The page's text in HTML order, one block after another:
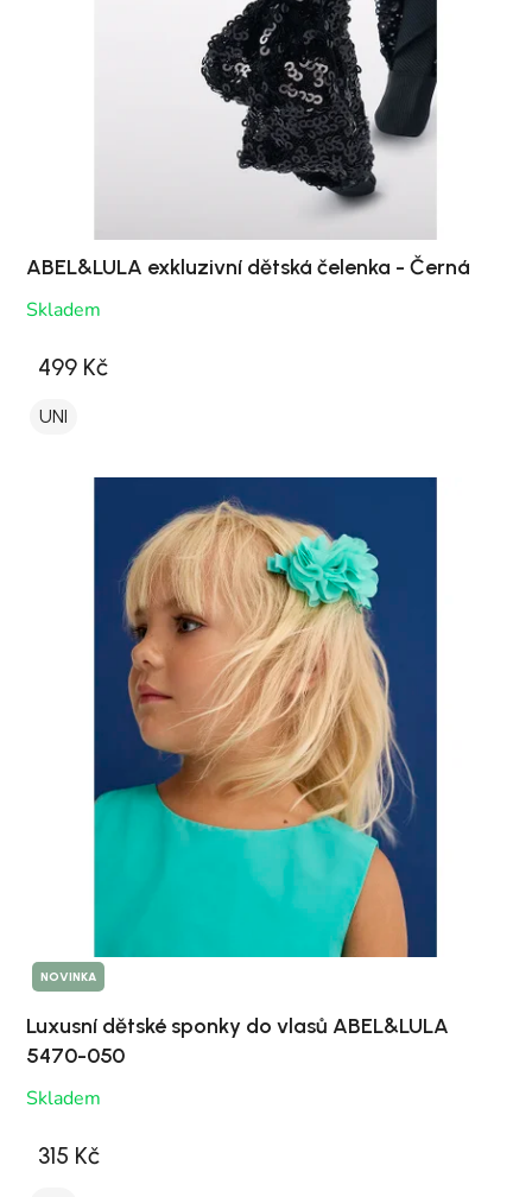
ABEL&LULA exkluzivní dětská čelenka - Černá
Skladem
499 Kč
UNI
NOVINKA
Luxusní dětské sponky do vlasů ABEL&LULA
5470-050
Skladem
315 Kč